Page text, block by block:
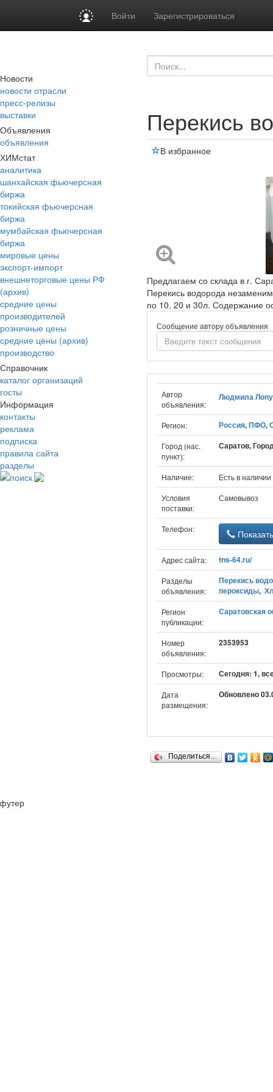
Войти Зарегистрироваться
Новости
новости отрасли
пресс-релизы
выставки
Объявления
объявления
ХИМстат
аналитика
шанхайская фьючерсная
биржа
токийская фьючерсная
биржа
мумбайская фьючерсная
биржа
мировые цены
экспорт-импорт
внешнеторговые цены РФ
(архив)
средние цены
производителей
розничные цены
средние цены (архив)
производство
Справочник
каталог организаций
госты
Информация
контакты
реклама
подписка
правила сайта
разделы
поиск
Перекись
В избранное
Предлагаем со склада в г.
Перекись водорода
по 10, 20 и 30л. Содержание
Сообщение автору объявления
Автор
объявления:
Людмила
Регион: Россия,ПФО,
Город (нас.
пункт):
Саратов,
Наличие:
Есть в
Условия
поставки:
Самовывоз
Телефон:
Адрес сайта: tns-64.ru/
Разделы
объявления:
Перекись
пероксиды,
Регион
публикации:
Саратовская
Номер
объявления:
2353953
Просмотры: Сегодня: 1,
Дата
размещения:
Обновлено
Поделиться…
футер